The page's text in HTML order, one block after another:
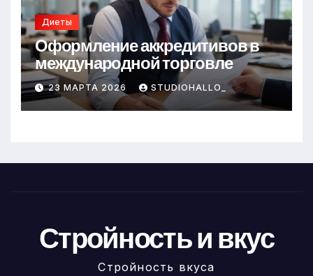
Диеты
Оформление аккредитивов в
международной торговле
23 МАРТА 2026 STUDIOHALLO_
Стройность и вкус
Стройность вкуса